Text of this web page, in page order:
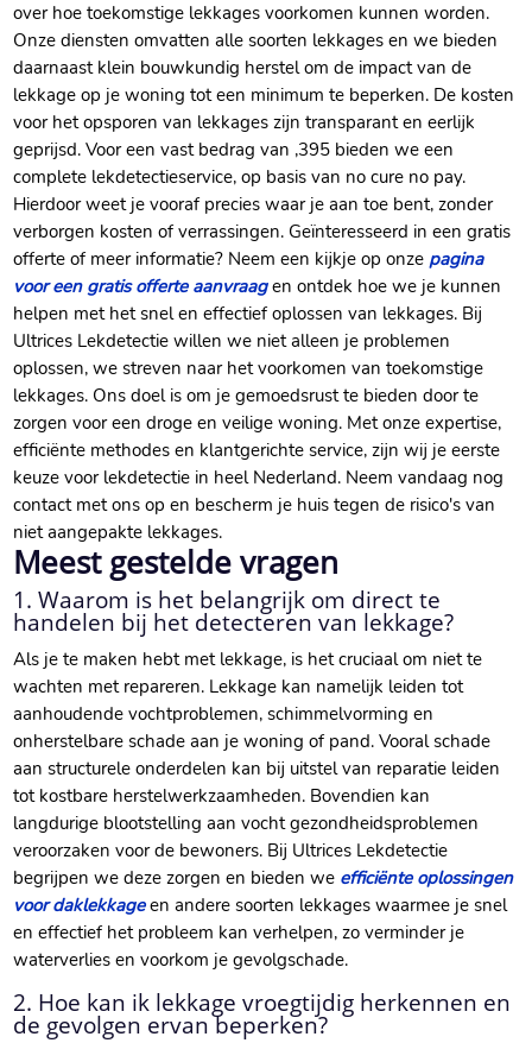
over hoe toekomstige lekkages voorkomen kunnen worden.
Onze diensten omvatten alle soorten lekkages en we bieden
daarnaast klein bouwkundig herstel om de impact van de
lekkage op je woning tot een minimum te beperken. De kosten
voor het opsporen van lekkages zijn transparant en eerlijk
geprijsd. Voor een vast bedrag van ,395 bieden we een
complete lekdetectieservice, op basis van no cure no pay.
Hierdoor weet je vooraf precies waar je aan toe bent, zonder
verborgen kosten of verrassingen. Geïnteresseerd in een gratis
offerte of meer informatie? Neem een kijkje op onze pagina
voor een gratis offerte aanvraagen ontdek hoe we je kunnen
helpen met het snel en effectief oplossen van lekkages. Bij
Ultrices Lekdetectie willen we niet alleen je problemen
oplossen, we streven naar het voorkomen van toekomstige
lekkages. Ons doel is om je gemoedsrust te bieden door te
zorgen voor een droge en veilige woning. Met onze expertise,
efficiënte methodes en klantgerichte service, zijn wij je eerste
keuze voor lekdetectie in heel Nederland. Neem vandaag nog
contact met ons op en bescherm je huis tegen de risico's van
niet aangepakte lekkages.
Meest gestelde vragen
1. Waarom is het belangrijk om direct te
handelen bij het detecteren van lekkage?
Als je te maken hebt met lekkage, is het cruciaal om niet te
wachten met repareren. Lekkage kan namelijk leiden tot
aanhoudende vochtproblemen, schimmelvorming en
onherstelbare schade aan je woning of pand. Vooral schade
aan structurele onderdelen kan bij uitstel van reparatie leiden
tot kostbare herstelwerkzaamheden. Bovendien kan
langdurige blootstelling aan vocht gezondheidsproblemen
veroorzaken voor de bewoners. Bij Ultrices Lekdetectie
begrijpen we deze zorgen en bieden we efficiënte oplossingen
voor daklekkageen andere soorten lekkages waarmee je snel
en effectief het probleem kan verhelpen, zo verminder je
waterverlies en voorkom je gevolgschade.
2. Hoe kan ik lekkage vroegtijdig herkennen en
de gevolgen ervan beperken?